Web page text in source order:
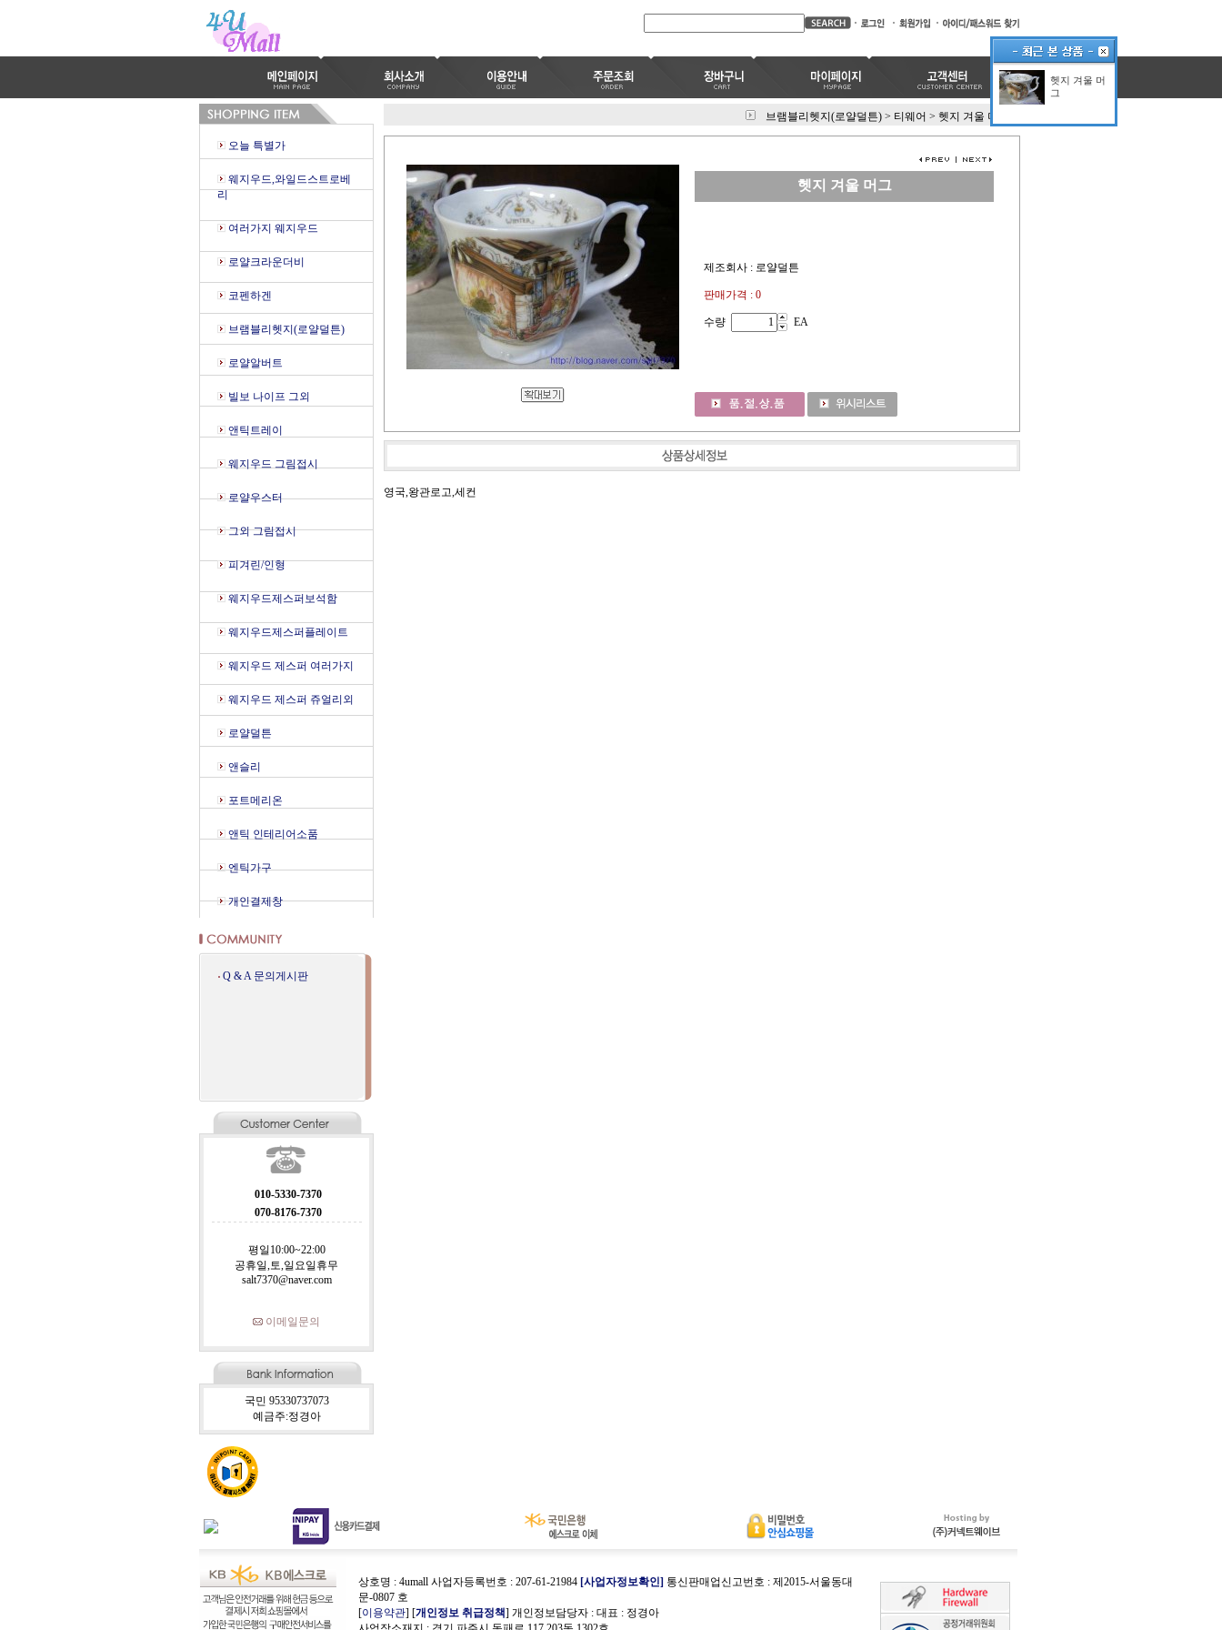
오늘 특별가
웨지우드,와일드스트로베
리
여러가지 웨지우드
로얄크라운더비
코펜하겐
브램블리헷지(로얄덜튼)
로얄알버트
빌보 나이프 그외
앤틱트레이
웨지우드 그림접시
로얄우스터
그외 그림접시
피겨린/인형
웨지우드제스퍼보석함
웨지우드제스퍼플레이트
웨지우드 제스퍼 여러가지
웨지우드 제스퍼 쥬얼리외
로얄덜튼
앤슬리
포트메리온
앤틱 인테리어소품
엔틱가구
개인결제창
Q & A 문의게시판
010-5330-7370
070-8176-7370
평일10:00~22:00
공휴일,토,일요일휴무
salt7370@naver.com
이메일문의
국민 95330737073
예금주:정경아
브램블리헷지(로얄덜튼) > 티웨어 > 헷지 겨울 머그
헷지 겨울 머그
제조회사 : 로얄덜튼
판매가격 : 0
수량 EA
영국,왕관로고,세컨
상호명 : 4umall 사업자등록번호 : 207-61-21984 [사업자정보확인] 통신판매업신고번호 : 제2015-서울동대
문-0807 호
[이용약관] [개인정보 취급정책] 개인정보담당자 : 대표 : 정경아
헷지 겨울 머
그